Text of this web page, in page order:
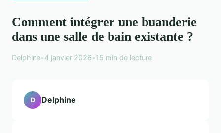
Comment intégrer une buanderie
dans une salle de bain existante ?
Delphine•4 janvier 2026•15 min de lecture
D Delphine